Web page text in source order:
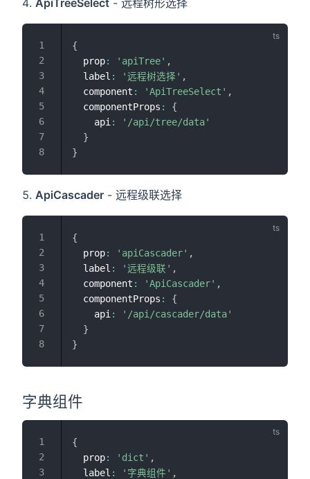
ApiTreeSelect - 远程树形选择
{
  prop
: 'apiTree' ,
  label
: '远程树选择' ,
  component
: 'ApiTreeSelect' ,
  componentProps
:
{
    api
:
'/api/tree/data'
}
}
ApiCascader - 远程级联选择
{
  prop
: 'apiCascader' ,
  label
: '远程级联' ,
  component
: 'ApiCascader' ,
  componentProps
:
{
    api
:
'/api/cascader/data'
}
}
字典组件
{
  prop
: 'dict' ,
  label
: '字典组件' ,